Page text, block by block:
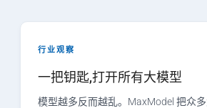
行业观察
一把钥匙,打开所有大模型
模型越多反而越乱。MaxModel 把众